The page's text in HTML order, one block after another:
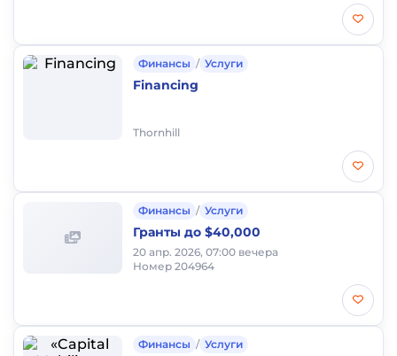
Финансы / Услуги
Financing
Thornhill
Финансы / Услуги
Гранты до $40,000
20 апр. 2026, 07:00 вечера
Номер 204964
Финансы / Услуги